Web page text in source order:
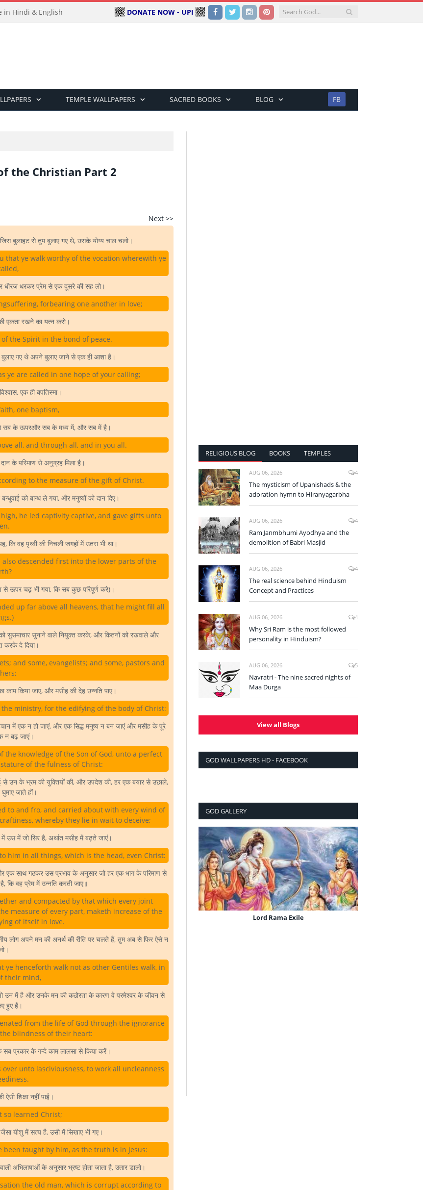
in Hindi & English Facebook
TwitterInstagramPinterest
DONATE NOW - UPI
TEMPLE WALLPAPERS SACRED BOOKS BLOG FB
of the Christian Part 2
Next >>
बुलाहट से तुम बुलाए गए थे, उसके योग्य चाल चलो।
that ye walk worthy of the vocation wherewith ye
धीरज धरकर प्रेम से एक दूसरे की सह लो।
forbearing one another in love;
एकता रखने का यत्न करो।
the Spirit in the bond of peace.
गए थे अपने बुलाए जाने से एक ही आशा है।
ye are called in one hope of your calling;
एक ही बपतिस्मा।
one baptism,
सब के ऊपरऔर सब के मध्य में, और सब में है।
all, and through all, and in you all.
के परिमाण से अनुग्रह मिला है।
to the measure of the gift of Christ.
को बान्ध ले गया, और मनुष्यों को दान दिए।
he led captivity captive, and gave gifts unto
वह पृथ्वी की निचली जगहों में उतरा भी था।
descended first into the lower parts of the
ऊपर चढ़ भी गया, कि सब कुछ परिपूर्ण करे)।
up far above all heavens, that he might fill all
सुसमाचार सुनाने वाले नियुक्त करके, और कितनों को रखवाले और
करके दे दिया।
and some, evangelists; and some, pastors and
काम किया जाए, और मसीह की देह उन्नति पाए।
ministry, for the edifying of the body of Christ:
में एक न हो जाएं, और एक सिद्ध मनुष्य न बन जाएं और मसीह के पूरे
न बढ़ जाएं।
knowledge of the Son of God, unto a perfect
of the fulness of Christ:
से उन के भ्रम की युक्तियों की, और उपदेश की, हर एक बयार से उछाले,
जाते हों।
to and fro, and carried about with every wind of
whereby they lie in wait to deceive;
उस में जो सिर है, अर्थात मसीह में बढ़ते जाएं।
him in all things, which is the head, even Christ:
एक साथ गठकर उस प्रभाव के अनुसार जो हर एक भाग के परिमाण से
कि वह प्रेम में उन्नति करती जाए॥
and compacted by that which every joint
measure of every part, maketh increase of the
of itself in love.
लोग अपने मन की अनर्थ की रीति पर चलते हैं, तुम अब से फिर ऐसे न
ye henceforth walk not as other Gentiles walk, in
their mind,
उन में है और उनके मन की कठोरता के कारण वे परमेश्वर के जीवन से
हुए हैं।
from the life of God through the ignorance
blindness of their heart:
प्रकार के गन्दे काम लालसा से किया करें।
unto lasciviousness, to work all uncleanness
शिक्षा नहीं पाई।
so learned Christ;
यीशु में सत्य है, उसी में सिखाए भी गए।
taught by him, as the truth is in Jesus:
अभिलाषाओं के अनुसार भ्रष्ट होता जाता है, उतार डालो।
the old man, which is corrupt according to
RELIGIOUS BLOG BOOKS TEMPLES
AUG 06, 2026 4
The mysticism of Upanishads & the
adoration hymn to Hiranyagarbha
AUG 06, 2026 4
Ram Janmbhumi Ayodhya and the
demolition of Babri Masjid
AUG 06, 2026 4
The real science behind Hinduism
Concept and Practices
AUG 06, 2026 4
Why Sri Ram is the most followed
personality in Hinduism?
AUG 06, 2026 5
Navratri - The nine sacred nights of
Maa Durga
View all Blogs
GOD WALLPAPERS HD - FACEBOOK
GOD GALLERY
Sri Ram Jai Ram Jai Jai Ram
Lord Rama Exile